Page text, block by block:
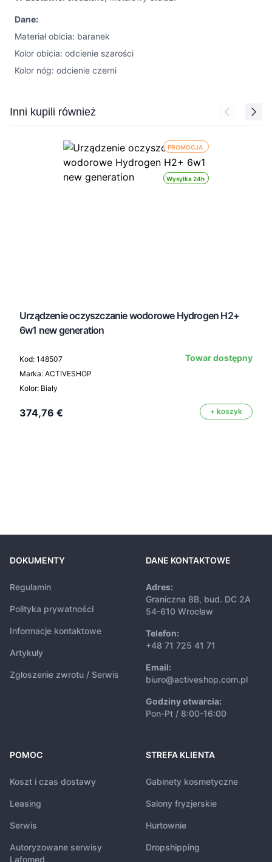
Dane:
Materiał obicia: baranek
Kolor obicia: odcienie szarości
Kolor nóg: odcienie czerni
Press to skip carousel
Inni kupili również
PROMOCJA
Wysyłka 24h
Urządzenie oczyszczanie wodorowe Hydrogen H2+
6w1 new generation
Kod: 148507
Marka: ACTIVESHOP
Kolor: Biały
Towar dostępny
374,76 € + koszyk
DOKUMENTY
Regulamin
Polityka prywatności
Informacje kontaktowe
Artykuły
Zgłoszenie zwrotu / Serwis
DANE KONTAKTOWE
Adres:
Graniczna 8B, bud. DC 2A
54-610 Wrocław
Telefon:
+48 71 725 41 71
Email:
biuro@activeshop.com.pl
Godziny otwarcia:
Pon-Pt / 8:00-16:00
POMOC
Koszt i czas dostawy
Leasing
Serwis
Autoryzowane serwisy
Lafomed
STREFA KLIENTA
Gabinety kosmetyczne
Salony fryzjerskie
Hurtownie
Dropshipping